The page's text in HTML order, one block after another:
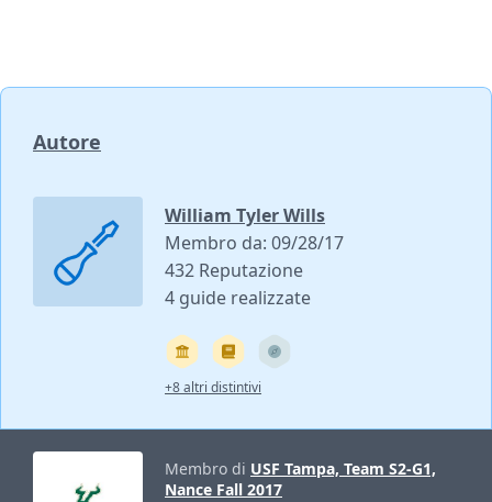
Autore
William Tyler Wills
Membro da: 09/28/17
432 Reputazione
4 guide realizzate
+8 altri distintivi
Membro di USF Tampa, Team S2-G1,
Nance Fall 2017